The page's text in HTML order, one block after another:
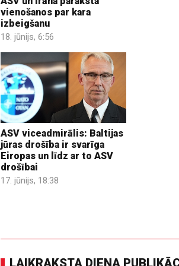
vienošanos par kara
izbeigšanu
18. jūnijs, 6:56
ASV viceadmirālis: Baltijas
jūras drošība ir svarīga
Eiropas un līdz ar to ASV
drošībai
17. jūnijs, 18:38
LAIKRAKSTA DIENA